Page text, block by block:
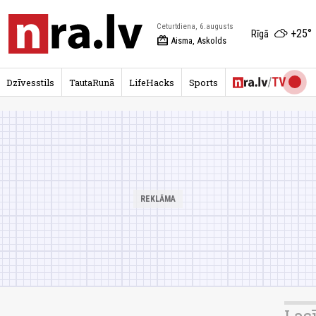
Ceturtdiena, 6.augusts
redeem Aisma, Askolds
Rīgā +25°
Dzīvesstils TautaRunā LifeHacks Sports